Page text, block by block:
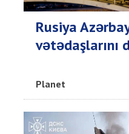
Rusiya
vətədaşlarını
Planet